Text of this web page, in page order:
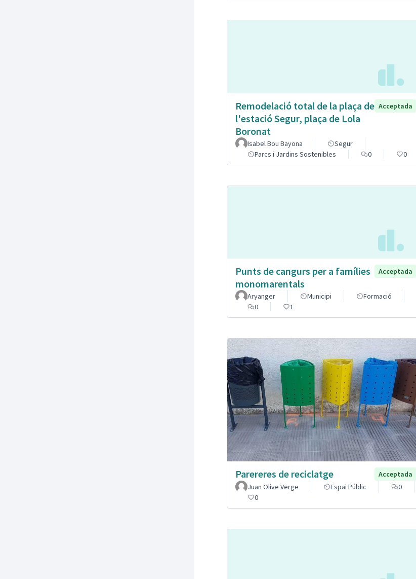
Remodelació total de la plaça de
l'estació Segur, plaça de Lola
Boronat
Acceptada
Isabel Bou Bayona
Segur
Parcs i Jardins Sostenibles
0 0
Punts de cangurs per a famílies
monomarentals
Acceptada
Aryanger Municipi
Formació
0
1
Parereres de reciclatge
Acceptada
Juan Olive Verge
Espai Públic
0
0